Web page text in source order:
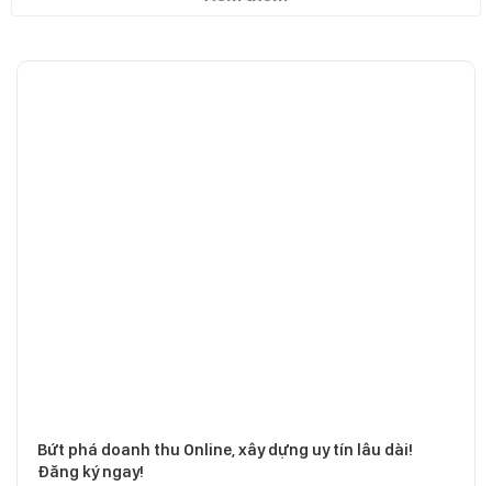
Bứt phá doanh thu Online, xây dựng uy tín lâu dài!
Đăng ký ngay!